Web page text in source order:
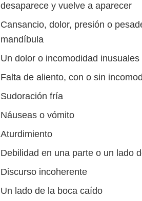
desaparece y vuelve a aparecer
Cansancio, dolor, presión o
mandíbula
Un dolor o incomodidad
Falta de aliento, con o sin
Sudoración fría
Náuseas o vómito
Aturdimiento
Debilidad en una parte o un lado
Discurso incoherente
Un lado de la boca caído